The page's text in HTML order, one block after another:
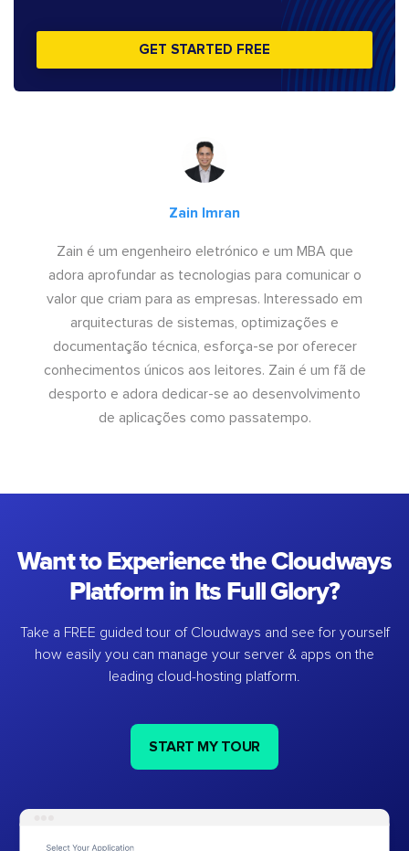
GET STARTED FREE
Zain Imran
Zain é um engenheiro eletrónico e um MBA que
adora aprofundar as tecnologias para comunicar o
valor que criam para as empresas. Interessado em
arquitecturas de sistemas, optimizações e
documentação técnica, esforça-se por oferecer
conhecimentos únicos aos leitores. Zain é um fã de
desporto e adora dedicar-se ao desenvolvimento
de aplicações como passatempo.
Want to Experience the Cloudways
Platform in Its Full Glory?
Take a FREE guided tour of Cloudways and see for yourself
how easily you can manage your server & apps on the
leading cloud-hosting platform.
START MY TOUR